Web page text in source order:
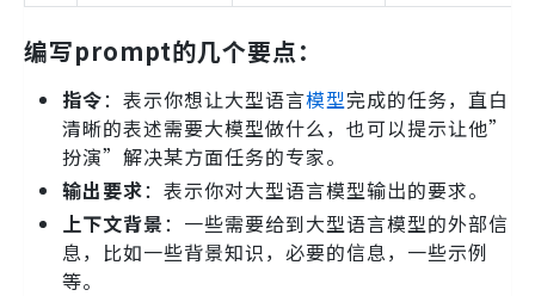
编写prompt的几个要点：
指令：表示你想让大型语言模型完成的任务，直白
清晰的表述需要大模型做什么，也可以提示让他”
扮演”解决某方面任务的专家。
输出要求：表示你对大型语言模型输出的要求。
上下文背景：一些需要给到大型语言模型的外部信
息，比如一些背景知识，必要的信息，一些示例
等。